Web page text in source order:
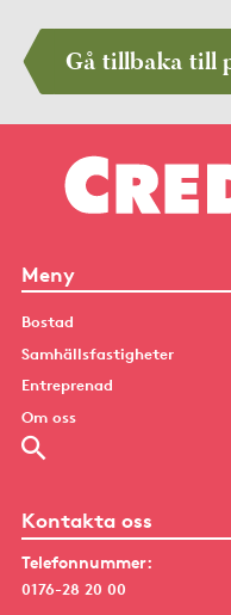
Gå tillbaka till
Meny
Bostad
Samhällsfastigheter
Entreprenad
Om oss
Kontakta oss
Telefonnummer:
0176-28 20 00